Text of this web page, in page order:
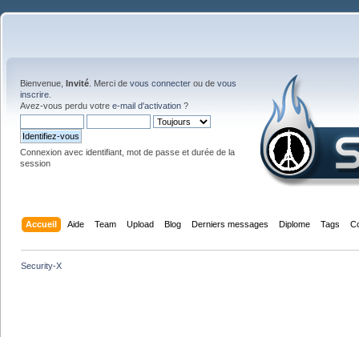
Bienvenue, Invité . Merci de vous connecter ou de vous
inscrire
Avez-vous perdu votre e-mail d'activation ?
Connexion avec identifiant, mot de passe et durée de la
session
Accueil Aide Team Upload Blog Derniers messages Diplome Tags
Security-X